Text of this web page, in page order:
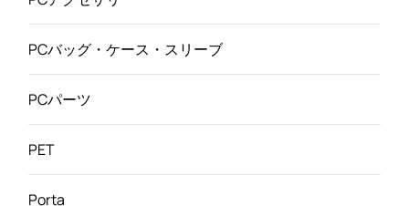
PCバッグ・ケース・スリーブ
PCパーツ
PET
Porta